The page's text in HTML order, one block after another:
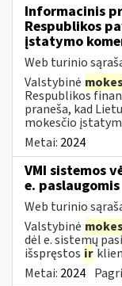
Informacinis
Respublikos
įstatymo
Web turinio
Valstybinė
Respublikos
praneša, kad
mokesčio
Metai: 2024
VMI sistemos
e. paslaugomis
Web turinio
Valstybinė
dėl e. sistemų
išspręstos ir
Metai: 2024